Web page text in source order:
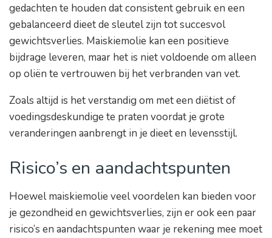
gedachten te houden dat consistent gebruik en een
gebalanceerd dieet de sleutel zijn tot succesvol
gewichtsverlies. Maiskiemolie kan een positieve
bijdrage leveren, maar het is niet voldoende om alleen
op oliën te vertrouwen bij het verbranden van vet.
Zoals altijd is het verstandig om met een diëtist of
voedingsdeskundige te praten voordat je grote
veranderingen aanbrengt in je dieet en levensstijl.
Risico’s en aandachtspunten
Hoewel maiskiemolie veel voordelen kan bieden voor
je gezondheid en gewichtsverlies, zijn er ook een paar
risico’s en aandachtspunten waar je rekening mee moet